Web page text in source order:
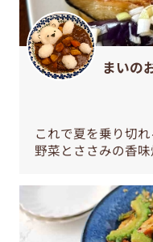
まいの
これで夏を乗り切
野菜とささみの香味